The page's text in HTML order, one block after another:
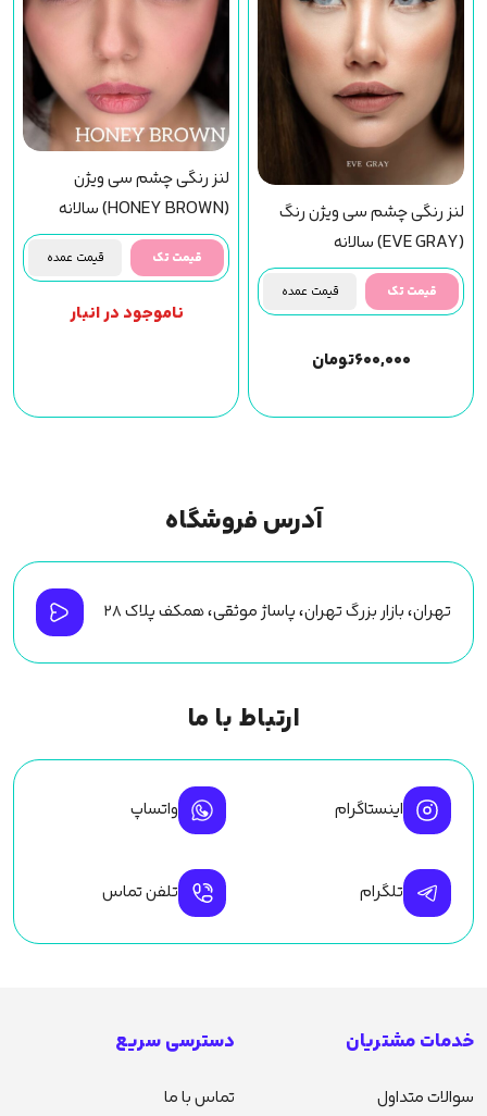
لنز رنگی چشم سی ویژن رنگ
(EVE GRAY) سالانه
قیمت تک قیمت عمده
۶۰۰,۰۰۰تومان
لنز رنگی چشم سی ویژن
(HONEY BROWN) سالانه
قیمت تک قیمت عمده
ناموجود در انبار
آدرس فروشگاه
تهران، بازار بزرگ تهران، پاساژ موثقی، همکف پلاک ۲۸
ارتباط با ما
اینستاگرام واتساپ
تلگرام تلفن تماس
خدمات مشتریان
سوالات متداول
دسترسی سریع
تماس با ما